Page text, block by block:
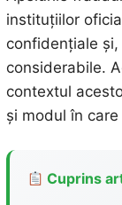
instituțiilor
confidențiale
considerabile.
contextul
și modul în
Cuprins